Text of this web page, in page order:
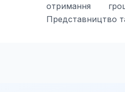
отримання
Представництво